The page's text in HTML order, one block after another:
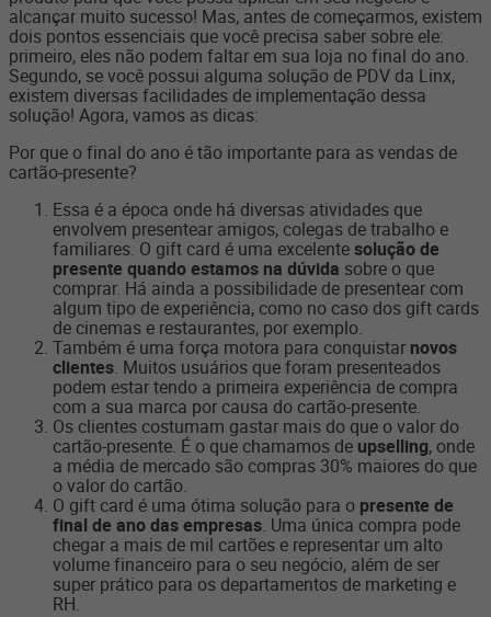
alcançar muito sucesso! Mas, antes de começarmos, existem
dois pontos essenciais que você precisa saber sobre ele:
primeiro, eles não podem faltar em sua loja no final do ano.
Segundo, se você possui alguma solução de PDV da Linx,
existem diversas facilidades de implementação dessa
solução! Agora, vamos as dicas:
Por que o final do ano é tão importante para as vendas de
cartão-presente?
Essa é a época onde há diversas atividades que
envolvem presentear amigos, colegas de trabalho e
familiares. O gift card é uma excelentesolução de
presente quando estamos na dúvida sobre o que
comprar. Há ainda a possibilidade de presentear com
algum tipo de experiência, como no caso dos gift cards
de cinemas e restaurantes, por exemplo.
Também é uma força motora para conquistar novos
clientes. Muitos usuários que foram presenteados
podem estar tendo a primeira experiência de compra
com a sua marca por causa do cartão-presente.
Os clientes costumam gastar mais do que o valor do
cartão-presente. É o que chamamos de upselling, onde
a média de mercado são compras 30% maiores do que
o valor do cartão.
O gift card é uma ótima solução para o presente de
final de ano das empresas. Uma única compra pode
chegar a mais de mil cartões e representar um alto
volume financeiro para o seu negócio, além de ser
super prático para os departamentos de marketing e
RH.